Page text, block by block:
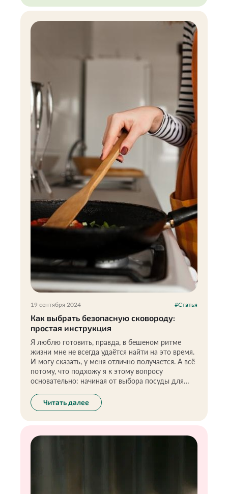
безопасны на самом деле, как кажутся.
19 сентября 2024 #Статья
Как выбрать безопасную сковороду:
простая инструкция
Я люблю готовить, правда, в бешеном ритме
жизни мне не всегда удаётся найти на это время.
И могу сказать, у меня отлично получается. А всё
потому, что подхожу я к этому вопросу
основательно: начиная от выбора посуды для
подобранными ингредиентами.
Читать далее